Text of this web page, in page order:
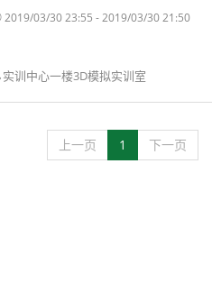
2019/03/30 23:55 - 2019/03/30 21:50
实训中心一楼3D模拟实训室
上一页 1 下一页